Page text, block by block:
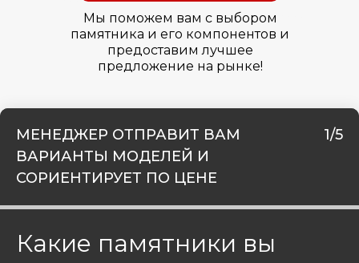
Мы поможем вам с выбором
памятника и его компонентов и
предоставим лучшее
предложение на рынке!
МЕНЕДЖЕР ОТПРАВИТ ВАМ
ВАРИАНТЫ МОДЕЛЕЙ И
СОРИЕНТИРУЕТ ПО ЦЕНЕ
1/5
Какие памятники вы